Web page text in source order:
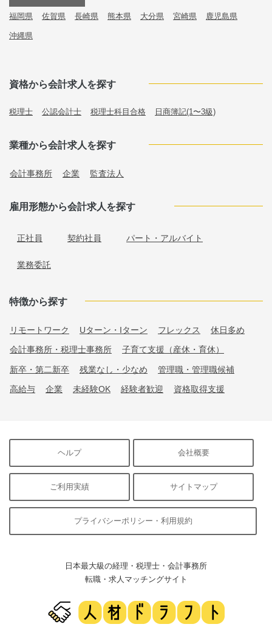
福岡県 佐賀県 長崎県 熊本県 大分県 宮崎県 鹿児島県
沖縄県
資格から会計求人を探す
税理士 公認会計士 税理士科目合格 日商簿記(1〜3級)
業種から会計求人を探す
会計事務所 企業 監査法人
雇用形態から会計求人を探す
正社員 契約社員 パート・アルバイト
業務委託
特徴から探す
リモートワーク Uターン・Iターン フレックス 休日多め
会計事務所・税理士事務所 子育て支援（産休・育休）
新卒・第二新卒 残業なし・少なめ 管理職・管理職候補
高給与 企業 未経験OK 経験者歓迎 資格取得支援
ヘルプ 会社概要
ご利用実績 サイトマップ
プライバシーポリシー・利用規約
日本最大級の経理・税理士・会計事務所
転職・求人マッチングサイト